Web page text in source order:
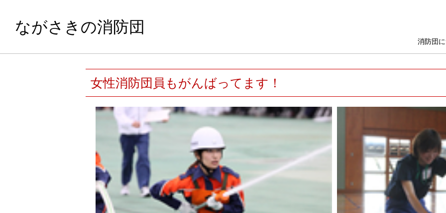
ながさきの消防団
消防団
女性消防団員もがんばってます！